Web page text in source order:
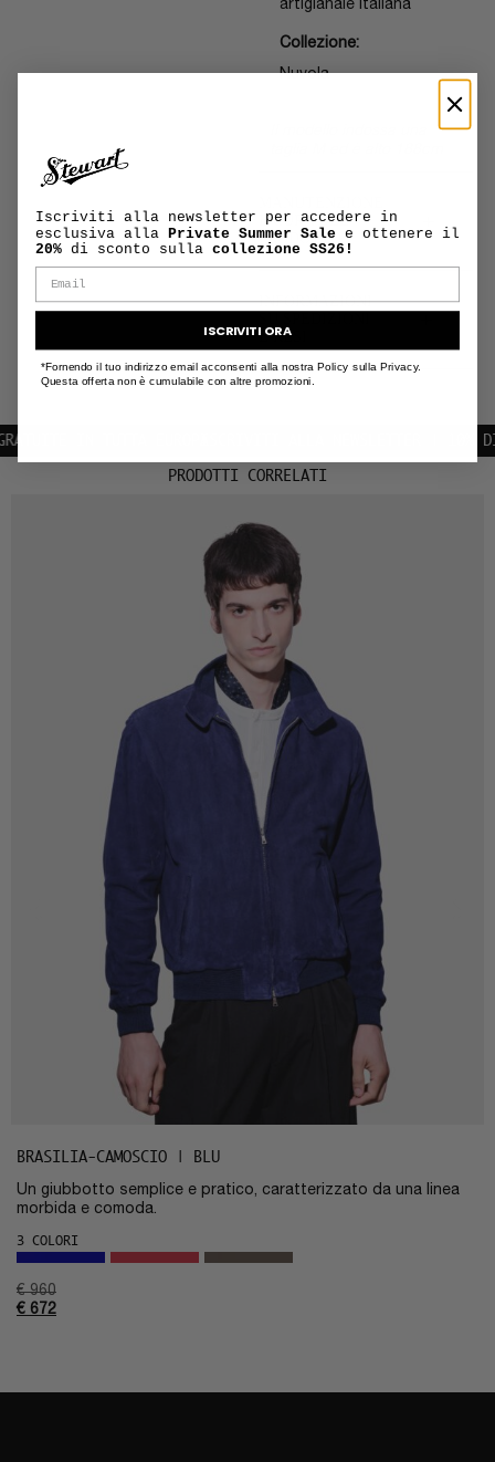
artigianale italiana
Collezione:
Nuvola
E CURA DEL
PRODOTTO
INFORMAZIONI
E RESI
+
IN TUTTA EUROPAISCRIVITI ALLA NEWSLETTER | 10% DI
PRODOTTI CORRELATI
BRASILIA-CAMOSCIO | BLU
Un giubbotto semplice e pratico, caratterizzato da una linea
morbida e comoda.
3 COLORI
€960
€ 672
Iscriviti alla newsletter per accedere in
esclusiva alla Private Summer Sale e ottenere il
20% di sconto sulla collezione SS26!
ISCRIVITI ORA
*Fornendo il tuo indirizzo email acconsenti alla nostra Policy sulla Privacy.
Questa offerta non è cumulabile con altre promozioni.